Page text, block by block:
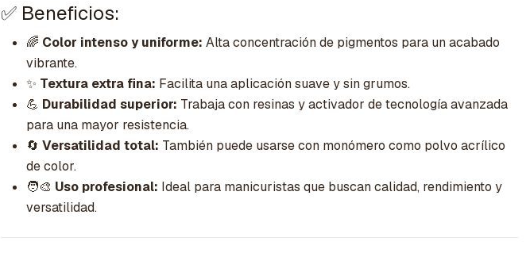
✅ Beneficios:
🌈 Color intenso y uniforme: Alta concentración de pigmentos para un acabado
vibrante.
✨ Textura extra fina: Facilita una aplicación suave y sin grumos.
💪 Durabilidad superior: Trabaja con resinas y activador de tecnología avanzada
para una mayor resistencia.
🔄 Versatilidad total: También puede usarse con monómero como polvo acrílico
de color.
🧑‍🎨 Uso profesional: Ideal para manicuristas que buscan calidad, rendimiento y
versatilidad.